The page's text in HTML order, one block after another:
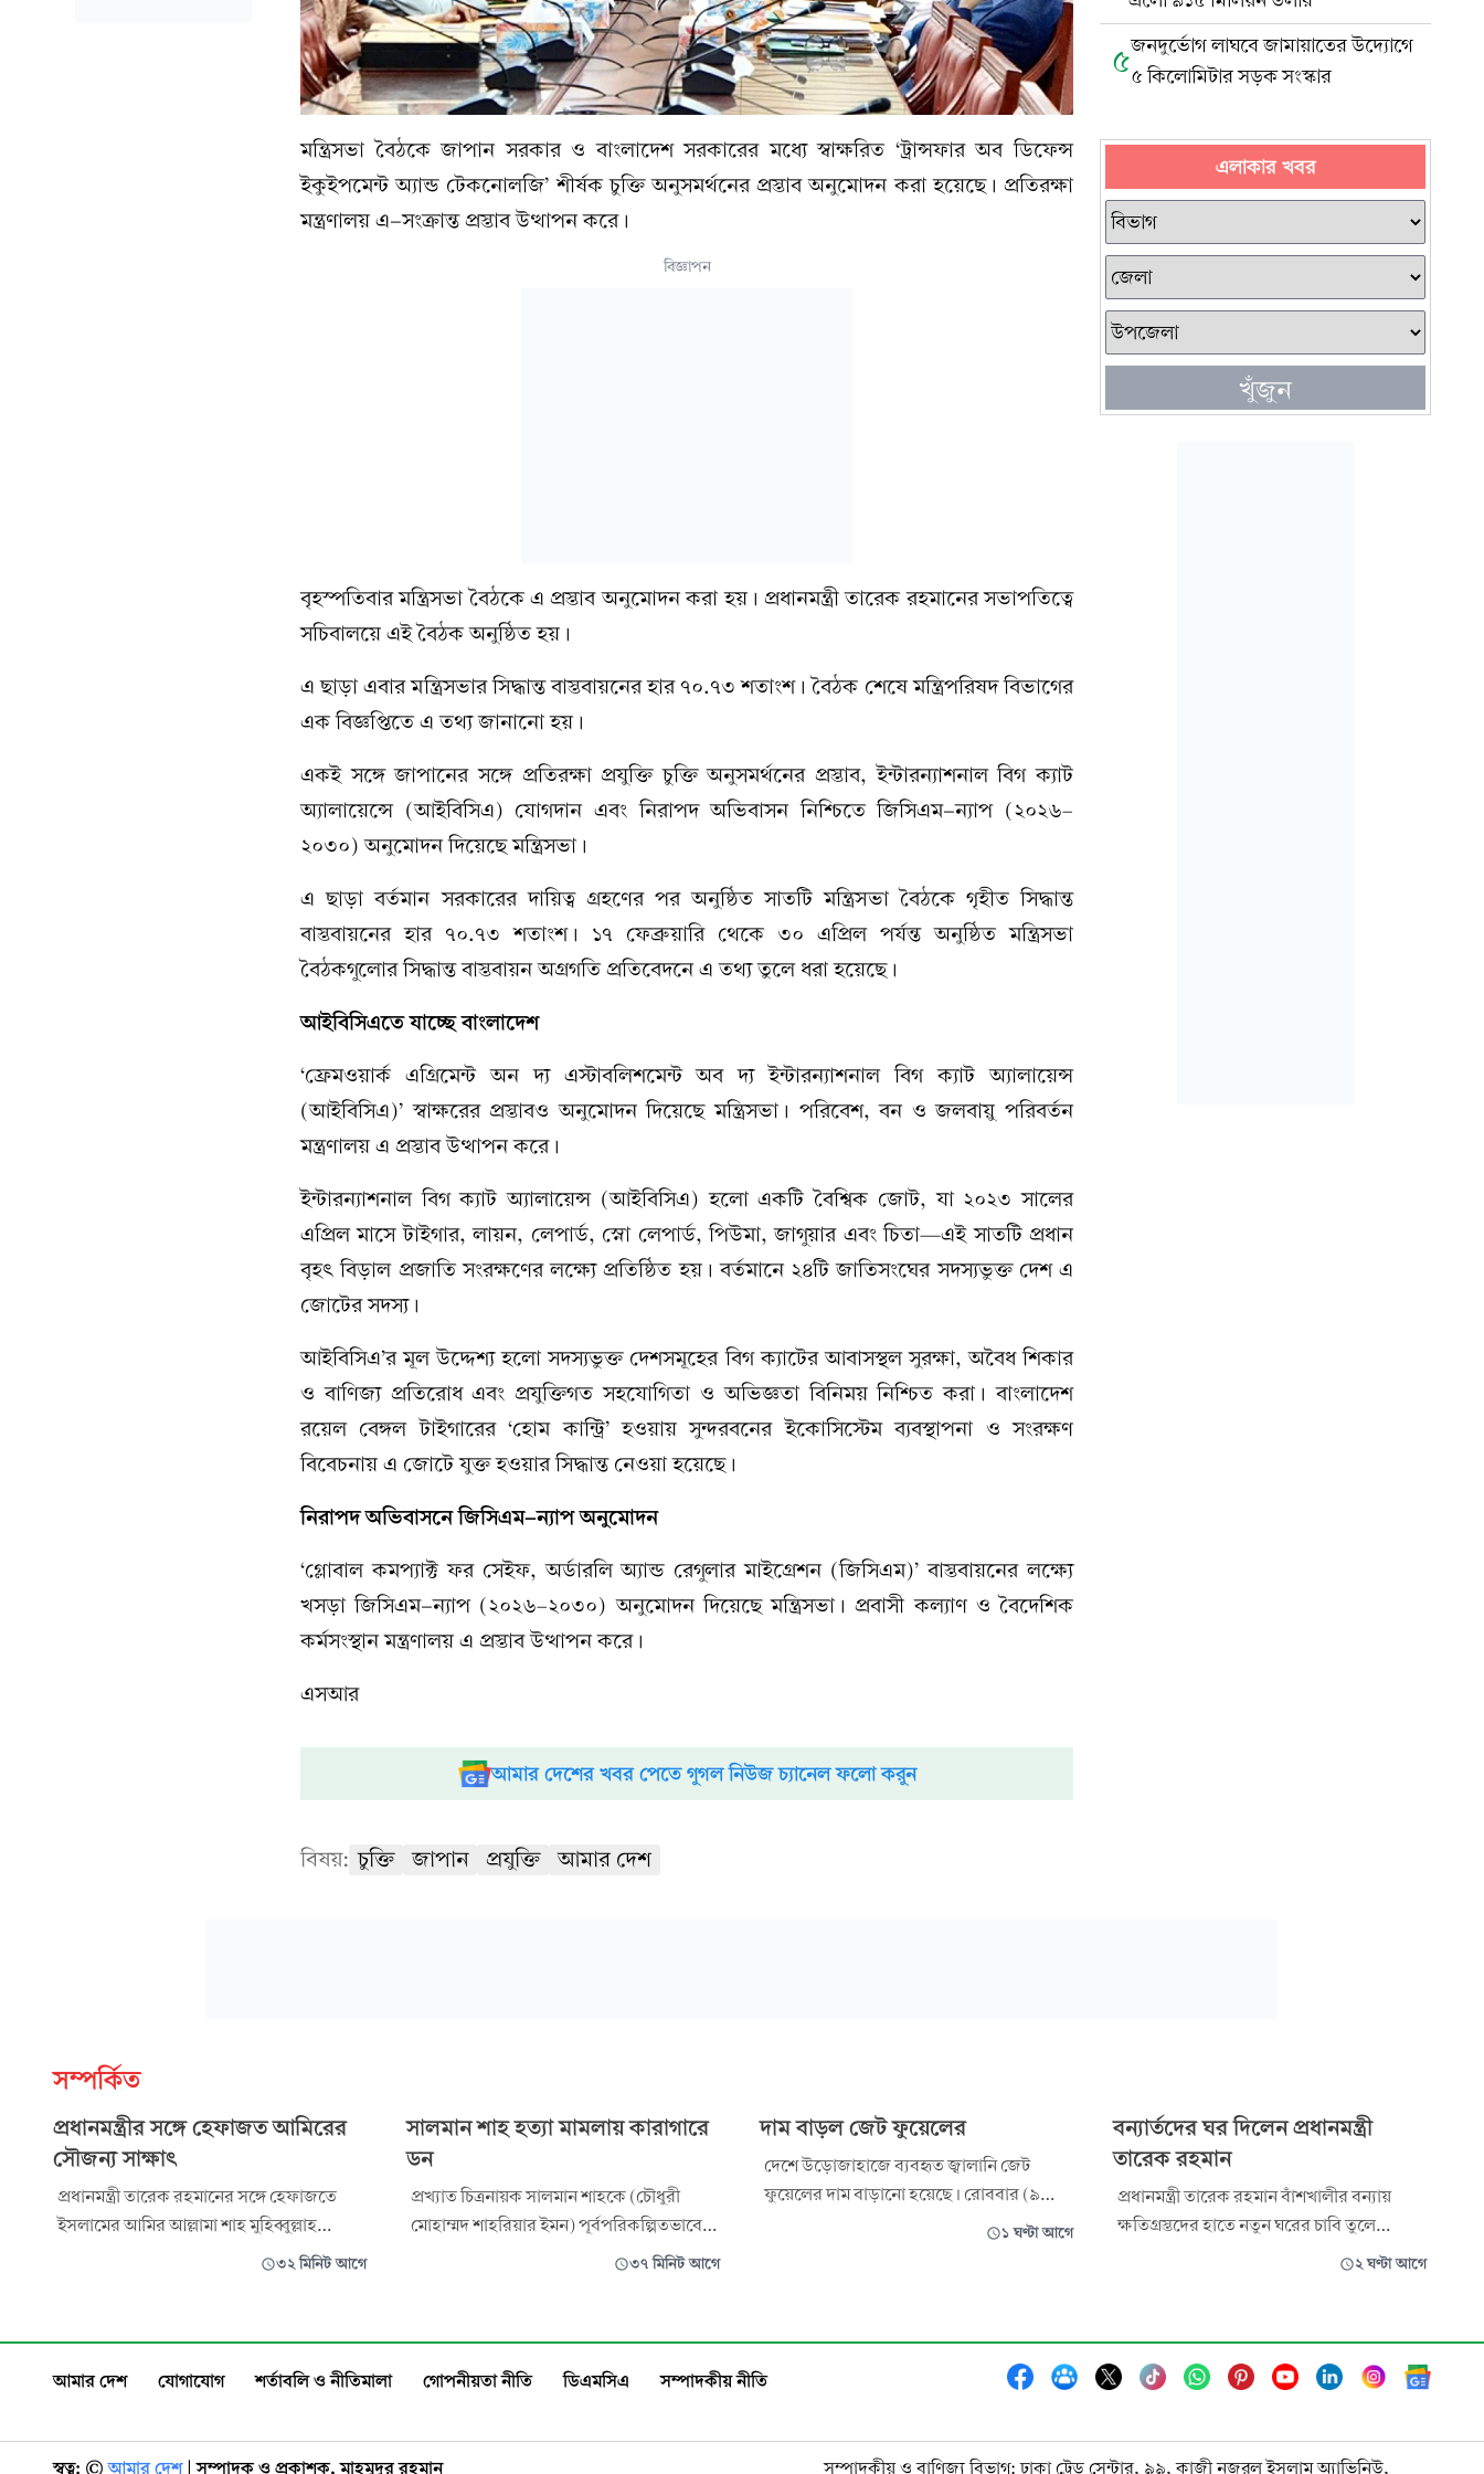
মন্ত্রিসভা বৈঠকে জাপান সরকার ও বাংলাদেশ সরকারের মধ্যে স্বাক্ষরিত ‘ট্রান্সফার অব ডিফেন্স
ইকুইপমেন্ট অ্যান্ড টেকনোলজি’ শীর্ষক চুক্তি অনুসমর্থনের প্রস্তাব অনুমোদন করা হয়েছে। প্রতিরক্ষা
মন্ত্রণালয় এ-সংক্রান্ত প্রস্তাব উত্থাপন করে।
বিজ্ঞাপন
বৃহস্পতিবার মন্ত্রিসভা বৈঠকে এ প্রস্তাব অনুমোদন করা হয়। প্রধানমন্ত্রী তারেক রহমানের সভাপতিত্বে
সচিবালয়ে এই বৈঠক অনুষ্ঠিত হয়।
এ ছাড়া এবার মন্ত্রিসভার সিদ্ধান্ত বাস্তবায়নের হার ৭০.৭৩ শতাংশ। বৈঠক শেষে মন্ত্রিপরিষদ বিভাগের
এক বিজ্ঞপ্তিতে এ তথ্য জানানো হয়।
একই সঙ্গে জাপানের সঙ্গে প্রতিরক্ষা প্রযুক্তি চুক্তি অনুসমর্থনের প্রস্তাব, ইন্টারন্যাশনাল বিগ ক্যাট
অ্যালায়েন্সে (আইবিসিএ) যোগদান এবং নিরাপদ অভিবাসন নিশ্চিতে জিসিএম-ন্যাপ (২০২৬–
২০৩০) অনুমোদন দিয়েছে মন্ত্রিসভা।
এ ছাড়া বর্তমান সরকারের দায়িত্ব গ্রহণের পর অনুষ্ঠিত সাতটি মন্ত্রিসভা বৈঠকে গৃহীত সিদ্ধান্ত
বাস্তবায়নের হার ৭০.৭৩ শতাংশ। ১৭ ফেব্রুয়ারি থেকে ৩০ এপ্রিল পর্যন্ত অনুষ্ঠিত মন্ত্রিসভা
বৈঠকগুলোর সিদ্ধান্ত বাস্তবায়ন অগ্রগতি প্রতিবেদনে এ তথ্য তুলে ধরা হয়েছে।
আইবিসিএতে যাচ্ছে বাংলাদেশ
‘ফ্রেমওয়ার্ক এগ্রিমেন্ট অন দ্য এস্টাবলিশমেন্ট অব দ্য ইন্টারন্যাশনাল বিগ ক্যাট অ্যালায়েন্স
(আইবিসিএ)’ স্বাক্ষরের প্রস্তাবও অনুমোদন দিয়েছে মন্ত্রিসভা। পরিবেশ, বন ও জলবায়ু পরিবর্তন
মন্ত্রণালয় এ প্রস্তাব উত্থাপন করে।
ইন্টারন্যাশনাল বিগ ক্যাট অ্যালায়েন্স (আইবিসিএ) হলো একটি বৈশ্বিক জোট, যা ২০২৩ সালের
এপ্রিল মাসে টাইগার, লায়ন, লেপার্ড, স্নো লেপার্ড, পিউমা, জাগুয়ার এবং চিতা—এই সাতটি প্রধান
বৃহৎ বিড়াল প্রজাতি সংরক্ষণের লক্ষ্যে প্রতিষ্ঠিত হয়। বর্তমানে ২৪টি জাতিসংঘের সদস্যভুক্ত দেশ এ
জোটের সদস্য।
আইবিসিএ’র মূল উদ্দেশ্য হলো সদস্যভুক্ত দেশসমূহের বিগ ক্যাটের আবাসস্থল সুরক্ষা, অবৈধ শিকার
ও বাণিজ্য প্রতিরোধ এবং প্রযুক্তিগত সহযোগিতা ও অভিজ্ঞতা বিনিময় নিশ্চিত করা। বাংলাদেশ
রয়েল বেঙ্গল টাইগারের ‘হোম কান্ট্রি’ হওয়ায় সুন্দরবনের ইকোসিস্টেম ব্যবস্থাপনা ও সংরক্ষণ
বিবেচনায় এ জোটে যুক্ত হওয়ার সিদ্ধান্ত নেওয়া হয়েছে।
নিরাপদ অভিবাসনে জিসিএম-ন্যাপ অনুমোদন
‘গ্লোবাল কমপ্যাক্ট ফর সেইফ, অর্ডারলি অ্যান্ড রেগুলার মাইগ্রেশন (জিসিএম)’ বাস্তবায়নের লক্ষ্যে
খসড়া জিসিএম-ন্যাপ (২০২৬–২০৩০) অনুমোদন দিয়েছে মন্ত্রিসভা। প্রবাসী কল্যাণ ও বৈদেশিক
কর্মসংস্থান মন্ত্রণালয় এ প্রস্তাব উত্থাপন করে।
এসআর
আমার দেশের খবর পেতে গুগল নিউজ চ্যানেল ফলো করুন
বিষয়: চুক্তি জাপান প্রযুক্তি আমার দেশ
৫জনদুর্ভোগ লাঘবে জামায়াতের উদ্যোগে
৫ কিলোমিটার সড়ক সংস্কার
এলাকার খবর
খুঁজুন
সম্পর্কিত
প্রধানমন্ত্রীর সঙ্গে হেফাজত আমিরের
সৌজন্য সাক্ষাৎ
প্রধানমন্ত্রী তারেক রহমানের সঙ্গে হেফাজতে
ইসলামের আমির আল্লামা শাহ মুহিব্বুল্লাহ
বাবুনগরীর সৌজন্য সাক্ষাৎ অনুষ্ঠিত হয়েছে।
মাদ্রাসায় এ সাক্ষাৎ অনুষ্ঠিত হয়। সৌজন্য সাক্ষাৎ
শেষে তারা একটি সংক্ষিপ্ত মতবিনিময় সভায় অং
৩২ মিনিট আগে
সালমান শাহ হত্যা মামলায় কারাগারে
ডন
প্রখ্যাত চিত্রনায়ক সালমান শাহকে (চৌধুরী
মোহাম্মদ শাহরিয়ার ইমন) পূর্বপরিকল্পিতভাবে
হত্যার অভিযোগে করা মামলায় গ্রেপ্তার খলনায়ক
এজহারনামীয় চার নাম্বার আসামি। রোববার
বিকেলে ঢাকার চিফ মেট্রোপলিটন ম্যাজিস্ট্রেট
৩৭ মিনিট আগে
দাম বাড়ল জেট ফুয়েলের
দেশে উড়োজাহাজে ব্যবহৃত জ্বালানি জেট
ফুয়েলের দাম বাড়ানো হয়েছে। রোববার (৯
জুলাই) বিকেলে এক বিজ্ঞপ্তিতে দাম বাড়ানোর
জেট ফুয়েলের দাম পড়বে ১৫৯ টাকা ৫২ পয়সা।
১ ঘণ্টা আগে
বন্যার্তদের ঘর দিলেন প্রধানমন্ত্রী
তারেক রহমান
প্রধানমন্ত্রী তারেক রহমান বাঁশখালীর বন্যায়
ক্ষতিগ্রস্তদের হাতে নতুন ঘরের চাবি তুলে
দিয়েছেন। রোববার দুপুরে বাহারছড়া ইউনিয়নের
ঘরের চাবি তাদের হাতে তুলে দেন। প্রধানমন্ত্রী এ
সময় ক্ষতিগ্রস্ত মানুষের সাথে
২ ঘণ্টা আগে
আমার দেশ যোগাযোগ শর্তাবলি ও নীতিমালা গোপনীয়তা নীতি ডিএমসিএ সম্পাদকীয় নীতি
স্বত্ব: ©️ আমার দেশ| সম্পাদক ও প্রকাশক, মাহমুদুর রহমান সম্পাদকীয় ও বাণিজ্য বিভাগ: ঢাকা ট্রেড সেন্টার, ৯৯, কাজী নজরুল ইসলাম অ্যাভিনিউ,